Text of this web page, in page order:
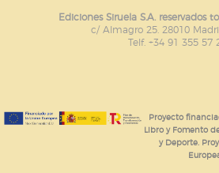
Ediciones Siruela S.A. reservados
c/ Almagro 25. 28010
Telf. +34 91 355 57
Proyecto
Libro y Fomento
y Deporte.